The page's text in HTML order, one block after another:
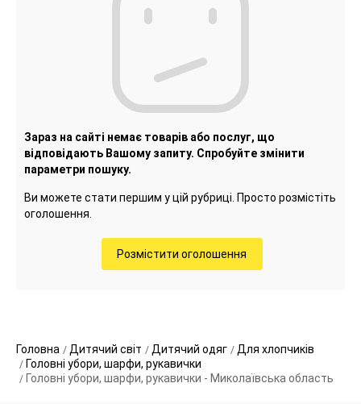
Зараз на сайті немає товарів або послуг, що
відповідають Вашому запиту. Спробуйте змінити
параметри пошуку.
Ви можете стати першим у цій рубриці. Просто розмістіть
оголошення.
Розмістити оголошення
Головна Дитячий світ Дитячий одяг
Для хлопчиків
Головні убори, шарфи, рукавички
Головні убори, шарфи, рукавички - Миколаївська область